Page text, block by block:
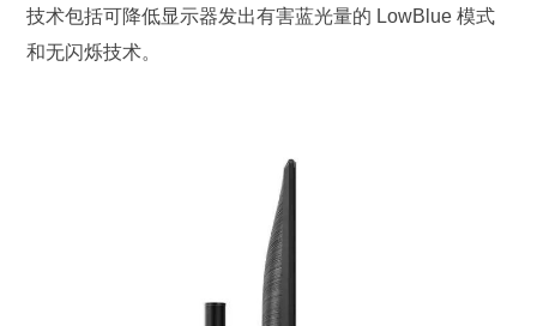
技术包括可降低显示器发出有害蓝光量的 LowBlue 模式
和无闪烁技术。